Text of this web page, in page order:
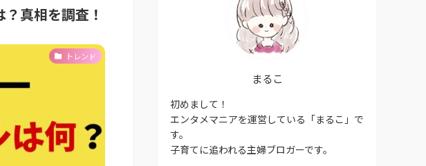
真相を調査！
トレンド
まるこ
初めまして！
エンタメマニアを運営している「まるこ」で
す。
子育てに追われる主婦ブロガーです。